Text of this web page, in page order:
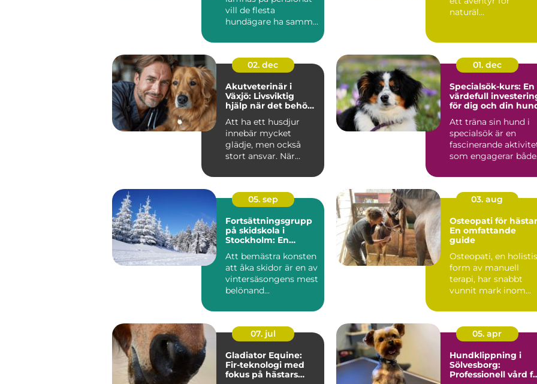
vill de flesta
hundägare ha samma
naturäl...
02. dec
Akutveterinär i
Växjö: Livsviktig
hjälp när det behövs
Att ha ett husdjur
innebär mycket
glädje, men också
stort ansvar. När
01. dec
Specialsök-kurs: En
värdefull
för dig och din
Att träna sin hund i
specialsök är en
fascinerande
som engagerar
05. sep
Fortsättningsgrupp
på skidskola i
Stockholm: En
Att bemästra konsten
att åka skidor är en av
vintersäsongens mest
belönand...
03. aug
Osteopati för
En omfattande
guide
Osteopati, en
form av manuell
terapi, har snabbt
vunnit mark inom
07. jul
Gladiator Equine:
Fir-teknologi med
fokus på hästars
05. apr
Hundklippning i
Sölvesborg:
Professionell vård